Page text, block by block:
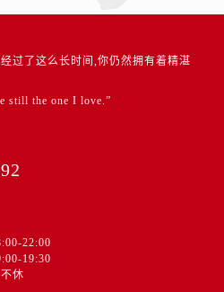
经过了这么长时间,你仍然拥有着精湛
still the one I love.”
22:00
19:30
休